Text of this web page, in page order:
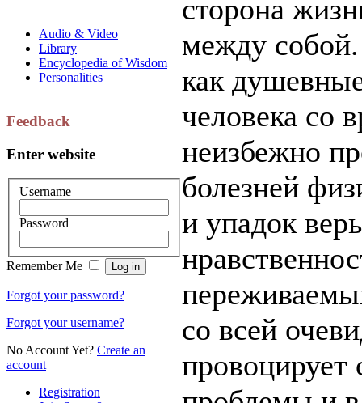
Audio & Video
Library
Encyclopedia of Wisdom
Personalities
Feedback
Enter website
Username
Password
Remember Me
Forgot your password?
Forgot your username?
No Account Yet? Create an
account
Registration
сторона
между
как
человека со
неизбежно
болезней
и упадок
со всей
провоцирует